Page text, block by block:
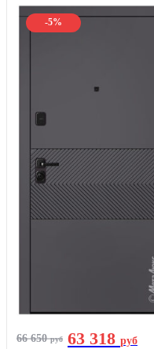
-5%
66 650руб 63 318 руб